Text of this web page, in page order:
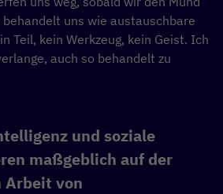
behandelt uns wie austauschbare
Teil, kein Werkzeug, kein Geist. Ich
auch so behandelt zu
und soziale
maßgeblich auf der
Arbeit von